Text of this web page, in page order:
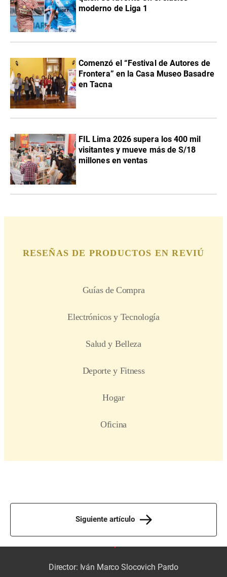
moderno de Liga 1
Comenzó el “Festival de Autores de
Frontera” en la Casa Museo Basadre
en Tacna
FIL Lima 2026 supera los 400 mil
visitantes y mueve más de S/18
millones en ventas
Siguiente artículo
Director: Iván Marco Slocovich Pardo